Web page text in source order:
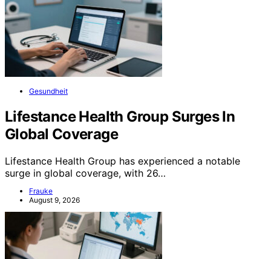
Gesundheit
Lifestance Health Group Surges In
Global Coverage
Lifestance Health Group has experienced a notable
surge in global coverage, with 26…
Frauke
August 9, 2026